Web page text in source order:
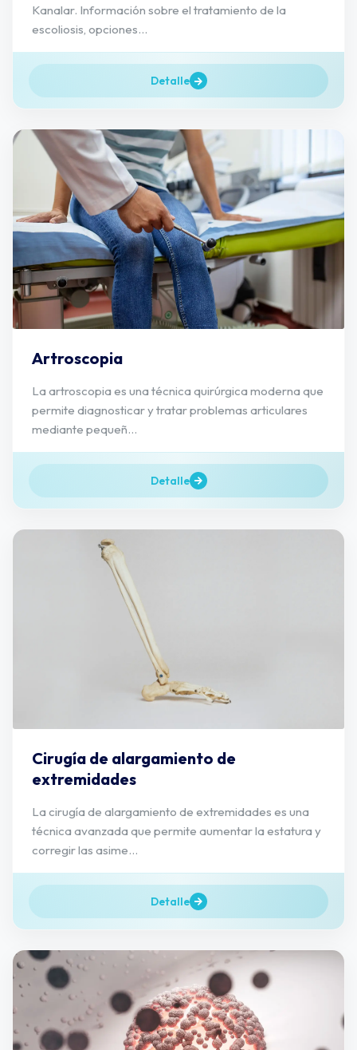
Kanalar. Información sobre el tratamiento de la
escoliosis, opciones...
Detalle
Artroscopia
La artroscopia es una técnica quirúrgica moderna que
permite diagnosticar y tratar problemas articulares
mediante pequeñ...
Detalle
Cirugía de alargamiento de
extremidades
La cirugía de alargamiento de extremidades es una
técnica avanzada que permite aumentar la estatura y
corregir las asime...
Detalle